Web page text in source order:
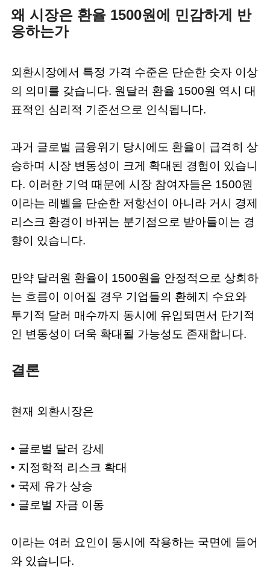
왜 시장은 환율 1500원에 민감하게 반
응하는가
외환시장에서 특정 가격 수준은 단순한 숫자 이상
의 의미를 갖습니다. 원달러 환율 1500원 역시 대
표적인 심리적 기준선으로 인식됩니다.
과거 글로벌 금융위기 당시에도 환율이 급격히 상
승하며 시장 변동성이 크게 확대된 경험이 있습니
다. 이러한 기억 때문에 시장 참여자들은 1500원
이라는 레벨을 단순한 저항선이 아니라 거시 경제
리스크 환경이 바뀌는 분기점으로 받아들이는 경
향이 있습니다.
만약 달러원 환율이 1500원을 안정적으로 상회하
는 흐름이 이어질 경우 기업들의 환헤지 수요와
투기적 달러 매수까지 동시에 유입되면서 단기적
인 변동성이 더욱 확대될 가능성도 존재합니다.
결론
현재 외환시장은
• 글로벌 달러 강세
• 지정학적 리스크 확대
• 국제 유가 상승
• 글로벌 자금 이동
이라는 여러 요인이 동시에 작용하는 국면에 들어
와 있습니다.